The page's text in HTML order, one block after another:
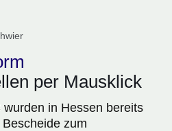
per Mausklick
in Hessen bereits
zum